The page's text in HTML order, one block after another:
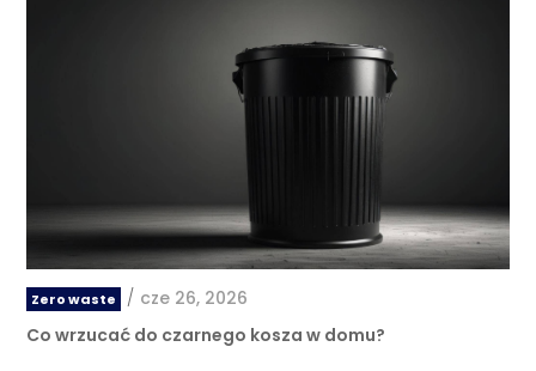
Zero waste / cze 26, 2026
Co wrzucać do czarnego kosza w domu?